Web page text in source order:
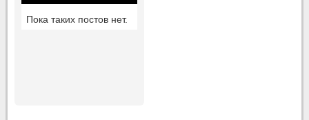
Пока таких постов нет.